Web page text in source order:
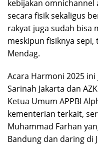
kebijakan
secara fisik sekaligus
rakyat juga sudah bisa
meskipun fisiknya
Mendag.
Acara Harmoni 2025
Sarinah Jakarta dan
Ketua Umum APPBI
kementerian terkait,
Muhammad Farhan
Bandung dan daring di